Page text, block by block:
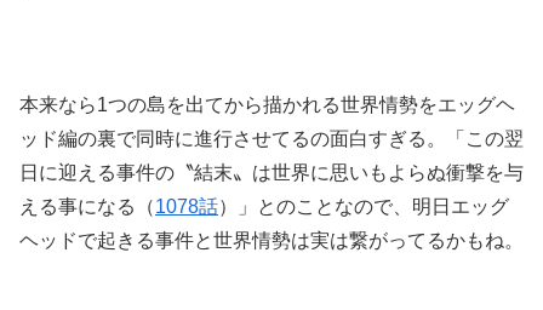
本来なら1つの島を出てから描かれる世界情勢をエッグヘ
ッド編の裏で同時に進行させてるの面白すぎる。「この翌
日に迎える事件の〝結末〟は世界に思いもよらぬ衝撃を与
える事になる（1078話）」とのことなので、明日エッグ
ヘッドで起きる事件と世界情勢は実は繋がってるかもね。